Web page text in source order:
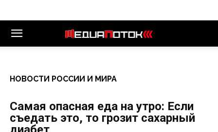
НОВОСТИ РОССИИ И МИРА
Самая опасная еда на утро: Если
съедать это, то грозит сахарный